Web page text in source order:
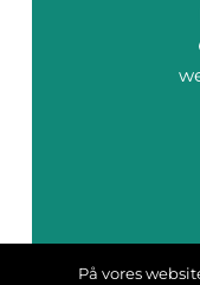
På vores